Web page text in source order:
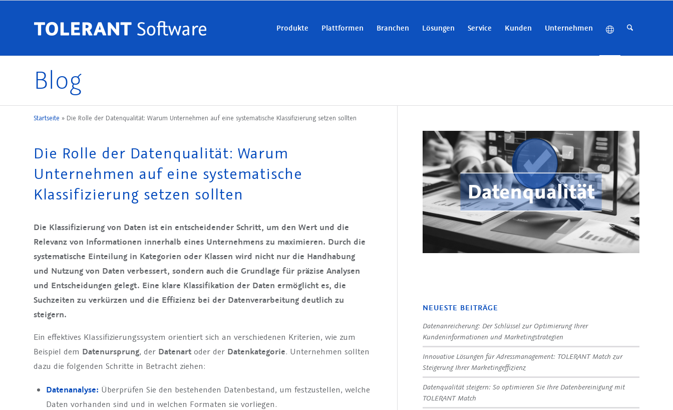
Produkte Plattformen Branchen Lösungen Service Kunden Unternehmen
Blog
Startseite » Die Rolle der Datenqualität: Warum Unternehmen auf eine systematische Klassifizierung setzen sollten
Die Rolle der Datenqualität: Warum
Unternehmen auf eine systematische
Klassifizierung setzen sollten
Die Klassifizierung von Daten ist ein entscheidender Schritt, um den Wert und die
Relevanz von Informationen innerhalb eines Unternehmens zu maximieren. Durch die
systematische Einteilung in Kategorien oder Klassen wird nicht nur die Handhabung
und Nutzung von Daten verbessert, sondern auch die Grundlage für präzise Analysen
und Entscheidungen gelegt. Eine klare Klassifikation der Daten ermöglicht es, die
Suchzeiten zu verkürzen und die Effizienz bei der Datenverarbeitung deutlich zu
steigern.
Ein effektives Klassifizierungssystem orientiert sich an verschiedenen Kriterien, wie zum
Beispiel dem Datenursprung, der Datenart oder der Datenkategorie. Unternehmen sollten
dazu die folgenden Schritte in Betracht ziehen:
Datenanalyse: Überprüfen Sie den bestehenden Datenbestand, um festzustellen, welche
Daten vorhanden sind und in welchen Formaten sie vorliegen.
NEUESTE BEITRÄGE
Datenanreicherung: Der Schlüssel zur Optimierung Ihrer
Kundeninformationen und Marketingstrategien
Innovative Lösungen für Adressmanagement: TOLERANT Match zur
Steigerung Ihrer Marketingeffizienz
Datenqualität steigern: So optimieren Sie Ihre Datenbereinigung mit
TOLERANT Match